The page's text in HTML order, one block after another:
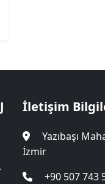
İletişim
Yazıbaşı
İzmir
+90 507 743